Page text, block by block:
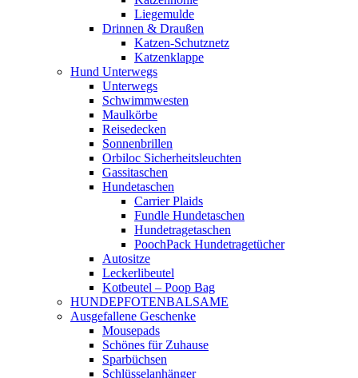
Liegemulde
Drinnen & Draußen
Katzen-Schutznetz
Katzenklappe
Hund Unterwegs
Unterwegs
Schwimmwesten
Maulkörbe
Reisedecken
Sonnenbrillen
Orbiloc Sicherheitsleuchten
Gassitaschen
Hundetaschen
Carrier Plaids
Fundle Hundetaschen
Hundetragetaschen
PoochPack Hundetragetücher
Autositze
Leckerlibeutel
Kotbeutel – Poop Bag
HUNDEPFOTENBALSAME
Ausgefallene Geschenke
Mousepads
Schönes für Zuhause
Sparbüchsen
Schlüsselanhänger